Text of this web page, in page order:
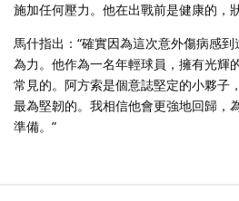
施加任何壓力。他在出戰前是健康的，
馬什指出：“確實因為這次意外傷病感
為力。他作為一名年輕球員，擁有光輝
常見的。阿方索是個意誌堅定的小夥子
最為堅韌的。我相信他會更強地回歸，
準備。”